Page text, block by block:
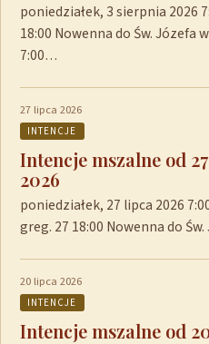
poniedziałek, 3 sierpnia 2026
18:00 Nowenna do Św. Józefa
7:00…
27 lipca 2026
INTENCJE
Intencje mszalne od
2026
poniedziałek, 27 lipca 2026
greg. 27 18:00 Nowenna do
20 lipca 2026
INTENCJE
Intencje mszalne od